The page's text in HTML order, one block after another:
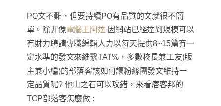
PO文不難 ， 但要持續PO有品質的文就很不簡
單。除非像電腦王阿達 因網站已經達到規模可以
有財力聘請專職編輯人力以每天提供8~15篇有一
定水準的發文來維繫TAT% ， 多數校長兼工友(版
主兼小編)的部落客該如何讓粉絲團發文維持一
定品質呢? 他山之石可以攻錯 ， 來看痞客邦的
TOP部落客怎麼做 :